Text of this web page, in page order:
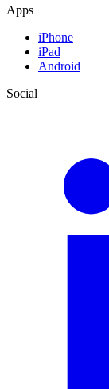
Apps
iPhone
iPad
Android
Social